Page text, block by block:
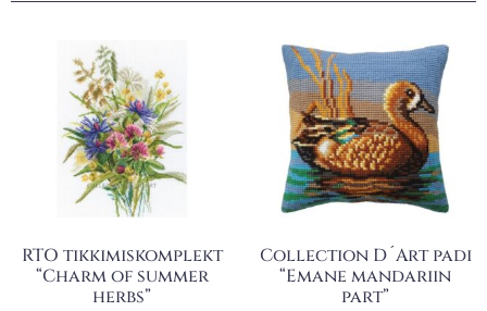
RTO tikkimiskomplekt
“Charm of summer
herbs”
Collection D´Art padi
“Emane mandariin
part”